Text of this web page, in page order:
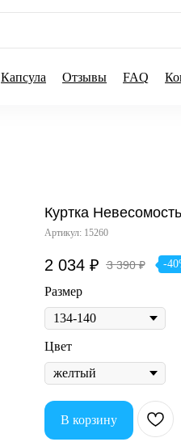
Капсула Отзывы FAQ
Куртка Невесомость
Артикул: 15260
2 034 ₽ 3 390 ₽ -
Размер
Цвет
В корзину